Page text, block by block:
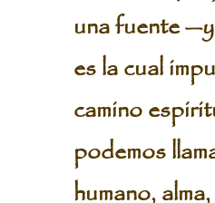
una fuente
es la cual
camino
podemos
humano,